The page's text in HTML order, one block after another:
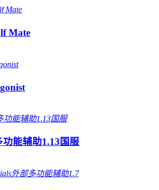
Mate
功能辅助1.13国服